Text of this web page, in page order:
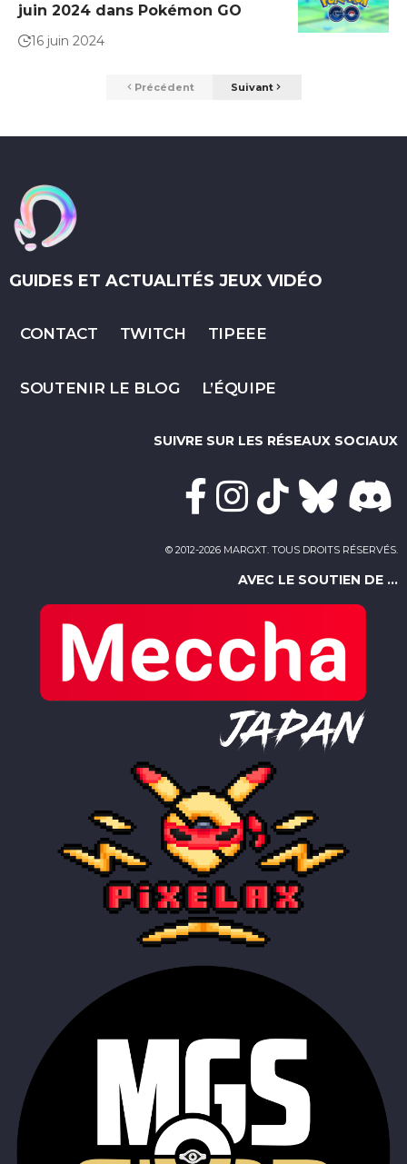
juin 2024 dans Pokémon GO
16 juin 2024
Précédent Suivant
GUIDES ET ACTUALITÉS JEUX VIDÉO
CONTACT TWITCH TIPEEE
SOUTENIR LE BLOG L’ÉQUIPE
SUIVRE SUR LES RÉSEAUX SOCIAUX
© 2012-2026 MARGXT. TOUS DROITS RÉSERVÉS.
AVEC LE SOUTIEN DE ...